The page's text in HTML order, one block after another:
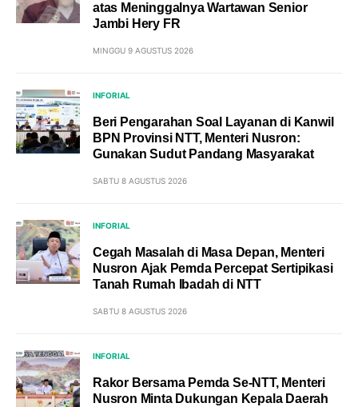
atas Meninggalnya Wartawan Senior
Jambi Hery FR
MINGGU 9 AGUSTUS 2026
INFORIAL
Beri Pengarahan Soal Layanan di Kanwil
BPN Provinsi NTT, Menteri Nusron:
Gunakan Sudut Pandang Masyarakat
SABTU 8 AGUSTUS 2026
INFORIAL
Cegah Masalah di Masa Depan, Menteri
Nusron Ajak Pemda Percepat Sertipikasi
Tanah Rumah Ibadah di NTT
SABTU 8 AGUSTUS 2026
INFORIAL
Rakor Bersama Pemda Se-NTT, Menteri
Nusron Minta Dukungan Kepala Daerah